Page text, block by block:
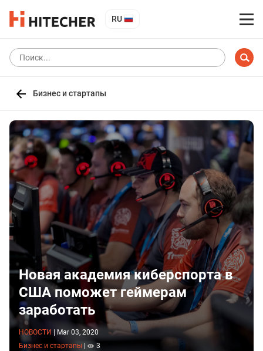
RU
Бизнес и стартапы
Новая академия киберспорта в
США поможет геймерам
заработать
НОВОСТИ
Mar 03, 2020
Бизнес и стартапы
3